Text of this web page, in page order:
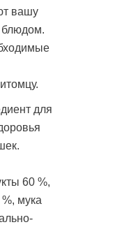
вашу
блюдом.
для
60 %,
мука